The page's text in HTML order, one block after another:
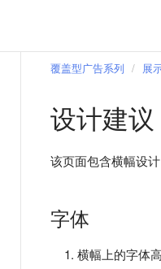
即时通讯应用中的广告
产品广告系列
覆盖型广告系列 展
设计建议
该页面包含横幅设
字体
横幅上的字体